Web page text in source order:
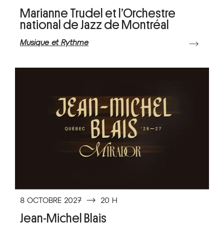
Marianne Trudel et l’Orchestre
national de Jazz de Montréal
Musique et Rythme ⟶
8 OCTOBRE 2027 ⟶ 20 H
Jean-Michel Blais